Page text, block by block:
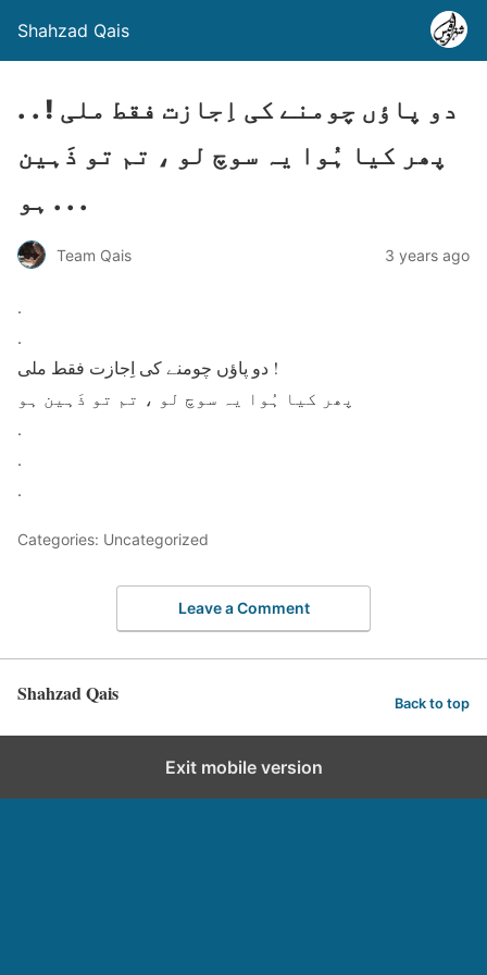
Shahzad Qais
. . دو پاؤں چومنے کی اِجازت فقط ملی !
پھر کیا ہُوا یہ سوچ لو ، تم تو ذَہین
ہو . . .
Team Qais 3 years ago
.
.
دو پاؤں چومنے کی اِجازت فقط ملی !
پھر کیا ہُوا یہ سوچ لو ، تم تو ذَہین ہو
.
.
.
Categories: Uncategorized
Leave a Comment
Shahzad Qais Back to top
Exit mobile version